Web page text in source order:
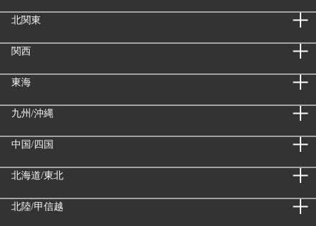
北関東
関西
東海
九州/沖縄
中国/四国
北海道/東北
北陸/甲信越